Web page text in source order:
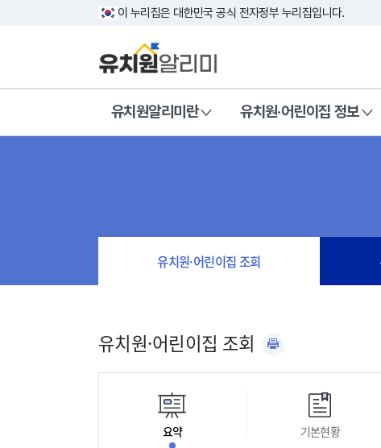
이 누리집은 대한민국 공식 전자정부 누리집입니다.
유치원알리미란 유치원·어린이집 정보
유치원·어린이집 조회
유치원·어린이집 조회
요약 기본현황